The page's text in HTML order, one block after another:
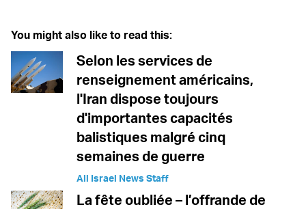
You might also like to read this:
Selon les services de
renseignement américains,
l'Iran dispose toujours
d'importantes capacités
balistiques malgré cinq
semaines de guerre
All Israel News Staff
La fête oubliée – l’offrande de